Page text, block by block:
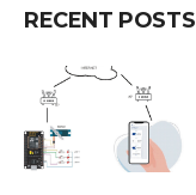
RECENT POSTS